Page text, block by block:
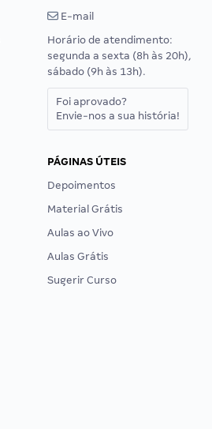
E-mail
Horário de atendimento:
segunda a sexta (8h às 20h),
sábado (9h às 13h).
Foi aprovado?
Envie-nos a sua história!
PÁGINAS ÚTEIS
Depoimentos
Material Grátis
Aulas ao Vivo
Aulas Grátis
Sugerir Curso